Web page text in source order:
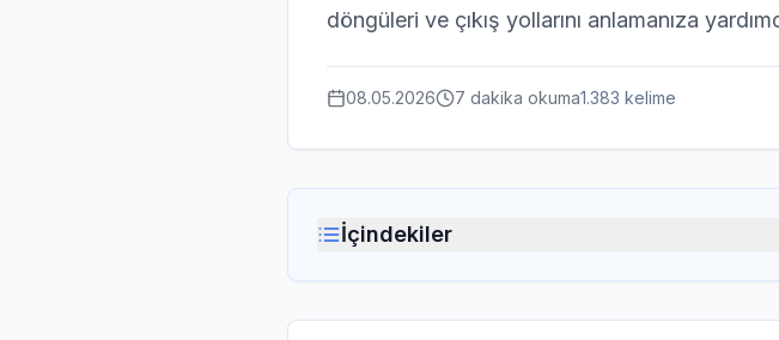
döngüleri ve çıkış yollarını anlamanıza
08.05.2026 7 dakika okuma1.383 kelime
İçindekiler